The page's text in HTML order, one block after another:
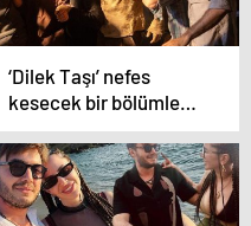
‘Dilek Taşı’ nefes
kesecek bir bölümle
ekrana geliyor! ‘Sen o
kızını unut Mustafa’